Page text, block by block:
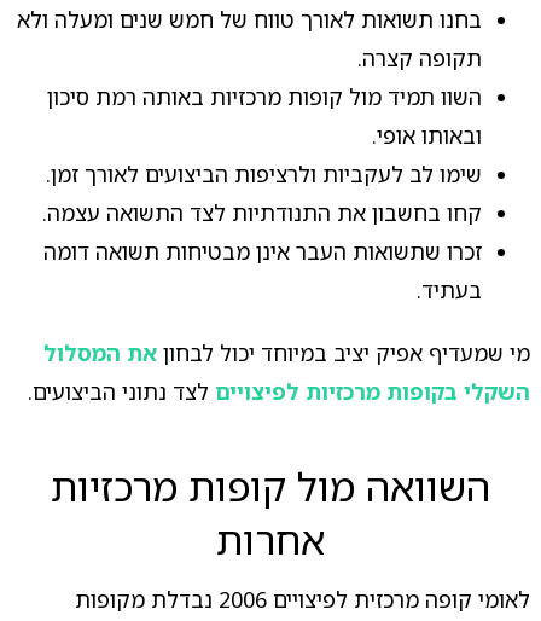
בחנו תשואות לאורך טווח של חמש שנים ומעלה ולא
תקופה קצרה.
השוו תמיד מול קופות מרכזיות באותה רמת סיכון
ובאותו אופי.
שימו לב לעקביות ולרציפות הביצועים לאורך זמן.
קחו בחשבון את התנודתיות לצד התשואה עצמה.
זכרו שתשואות העבר אינן מבטיחות תשואה דומה
בעתיד.
מי שמעדיף אפיק יציב במיוחד יכול לבחון את המסלול
השקלי בקופות מרכזיות לפיצויים לצד נתוני הביצועים.
השוואה מול קופות מרכזיות
אחרות
לאומי קופה מרכזית לפיצויים 2006 נבדלת מקופות